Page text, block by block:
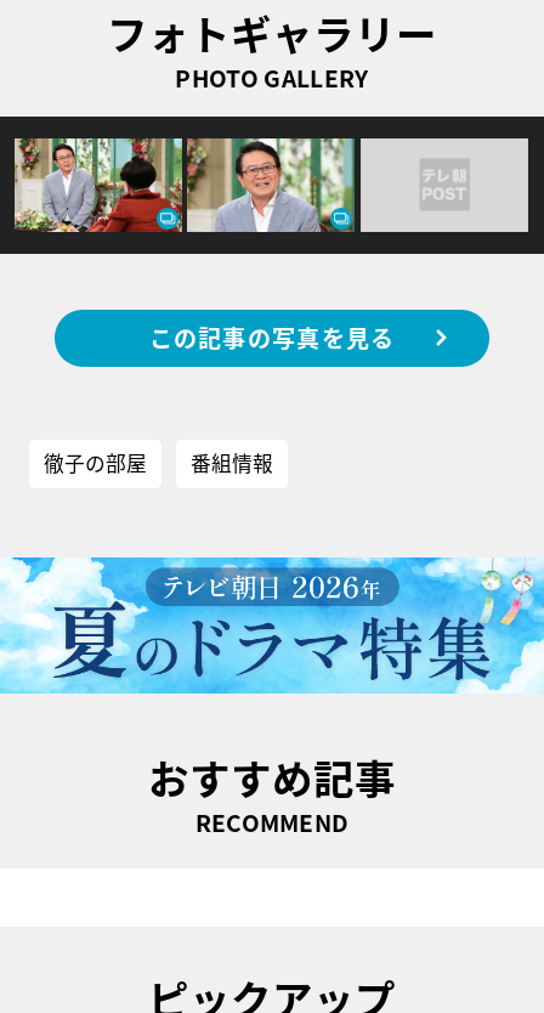
フォトギャラリー
PHOTO GALLERY
この記事の写真を見る
徹子の部屋 番組情報
おすすめ記事
RECOMMEND
ピックアップ